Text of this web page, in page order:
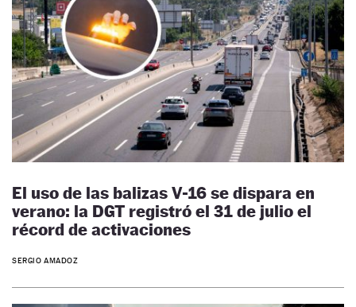
El uso de las balizas V-16 se dispara en
verano: la DGT registró el 31 de julio el
récord de activaciones
SERGIO AMADOZ